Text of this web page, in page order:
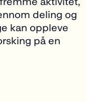
deling og
kan oppleve
på en